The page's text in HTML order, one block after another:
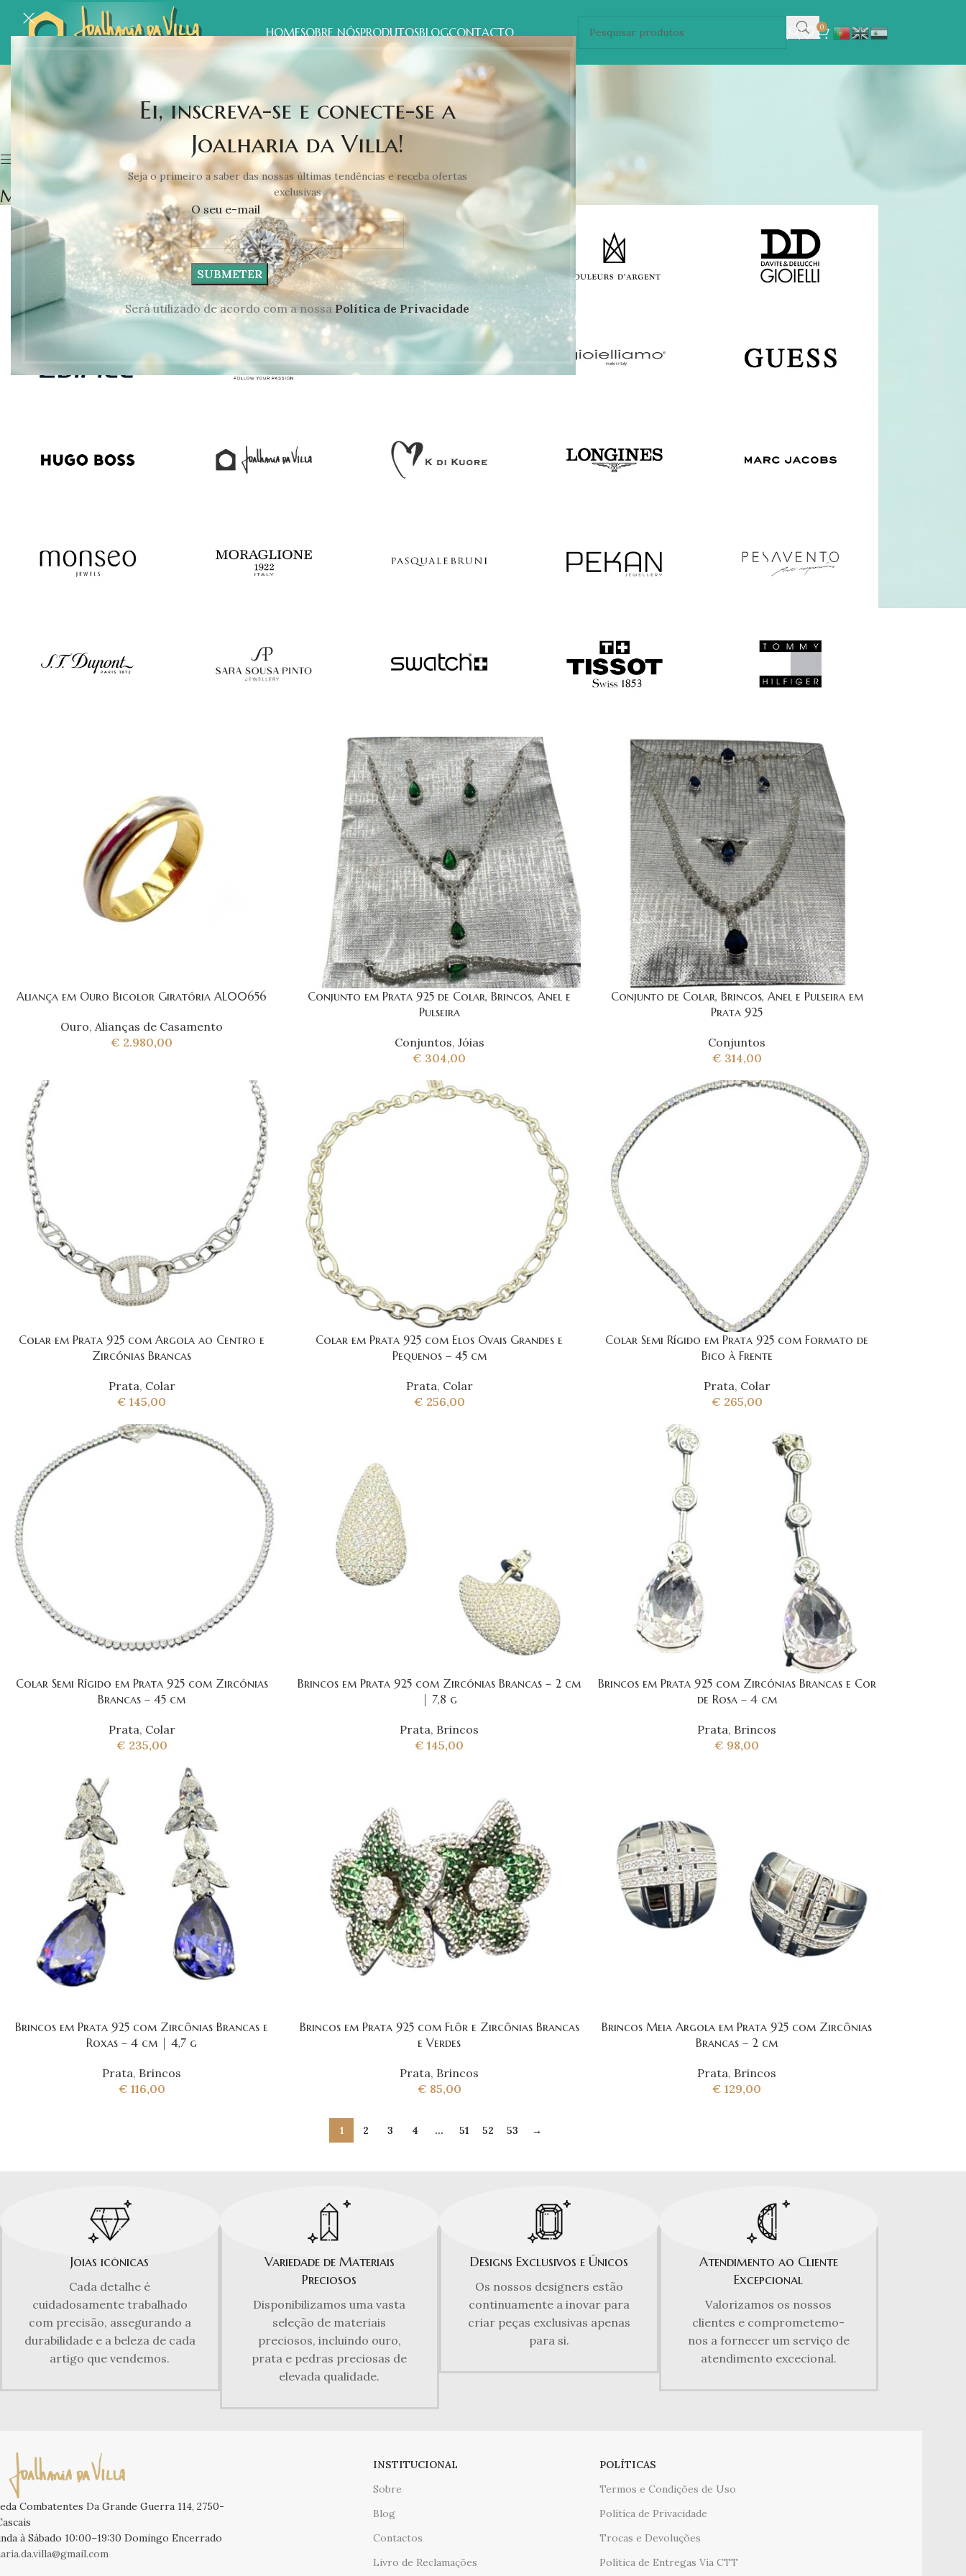
Ei, inscreva-se e conecte-se a
Joalharia da Villa!
Seja o primeiro a saber das nossas últimas tendências e receba ofertas
exclusivas
O seu e-mail
Será utilizado de acordo com a nossa Política de Privacidade
HOMESOBRE NÓSPRODUTOSBLOGCONTACTO 0
Produtos
Produtos
Mostrar barra lateral
Marcas
Aliança em Ouro Bicolor Giratória AL00656
Ouro, Alianças de Casamento
€ 2.980,00
Conjunto em Prata 925 de Colar, Brincos, Anel e
Pulseira
Conjuntos, Jóias
€ 304,00
Conjunto de Colar, Brincos, Anel e Pulseira em
Prata 925
Conjuntos
€ 314,00
Colar em Prata 925 com Argola ao Centro e
Zircónias Brancas
Prata, Colar
€ 145,00
Colar em Prata 925 com Elos Ovais Grandes e
Pequenos – 45 cm
Prata, Colar
€ 256,00
Colar Semi Rígido em Prata 925 com Formato de
Bico à Frente
Prata, Colar
€ 265,00
Colar Semi Rígido em Prata 925 com Zircónias
Brancas – 45 cm
Prata, Colar
€ 235,00
Brincos em Prata 925 com Zircónias Brancas – 2 cm
| 7,8 g
Prata, Brincos
€ 145,00
Brincos em Prata 925 com Zircónias Brancas e Cor
de Rosa – 4 cm
Prata, Brincos
€ 98,00
Brincos em Prata 925 com Zircônias Brancas e
Roxas – 4 cm | 4,7 g
Prata, Brincos
€ 116,00
Brincos em Prata 925 com Flôr e Zircônias Brancas
e Verdes
Prata, Brincos
€ 85,00
Brincos Meia Argola em Prata 925 com Zircônias
Brancas – 2 cm
Prata, Brincos
€ 129,00
1 2 3 4 … 51 52 53 →
Joias icónicas
Cada detalhe é
cuidadosamente trabalhado
com precisão, assegurando a
durabilidade e a beleza de cada
artigo que vendemos.
Variedade de Materiais
Preciosos
Disponibilizamos uma vasta
seleção de materiais
preciosos, incluindo ouro,
prata e pedras preciosas de
elevada qualidade.
Designs Exclusivos e Únicos
Os nossos designers estão
continuamente a inovar para
criar peças exclusivas apenas
para si.
Atendimento ao Cliente
Excepcional
Valorizamos os nossos
clientes e comprometemo-
nos a fornecer um serviço de
atendimento excecional.
Combatentes Da Grande Guerra 114, 2750-
à Sábado 10:00–19:30 Domingo Encerrado
INSTITUCIONAL
Sobre
Blog
Contactos
Livro de Reclamações
POLÍTICAS
Termos e Condições de Uso
Polítíca de Privacidade
Trocas e Devoluções
Política de Entregas Via CTT